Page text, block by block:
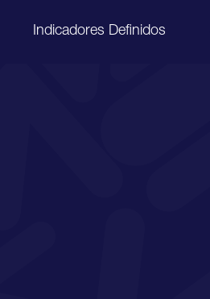
Indicadores Definidos